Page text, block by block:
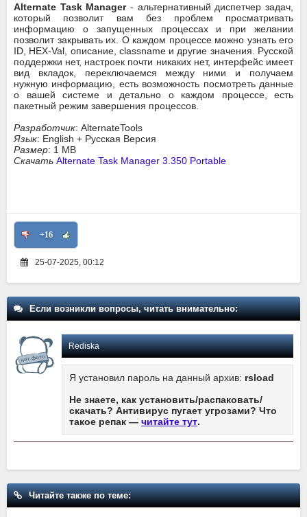
Alternate Task Manager- альтернативный диспетчер задач,
который позволит вам без проблем просматривать
информацию о запущенных процессах и при желании
позволит закрывать их. О каждом процессе можно узнать его
ID, HEX-Val, описание, classname и другие значения. Русской
поддержки нет, настроек почти никаких нет, интерфейс имеет
вид вкладок, переключаемся между ними и получаем
нужную информацию, есть возможность посмотреть данные
о вашей системе и детально о каждом процессе, есть
пакетный режим завершения процессов.
Разработчик: AlternateTools
Язык: English + Русская Версия
Размер: 1 MB
Скачать Alternate Task Manager 3.350 Portable
+16
25-07-2025, 00:12
Если возникли вопросы, читать внимательно:
Rediska
Я установил пароль на данный архив: rsload
Не знаете, как установить/распаковать/
скачать? Антивирус пугает угрозами? Что
такое репак — читайте тут.
Читайте также по теме: